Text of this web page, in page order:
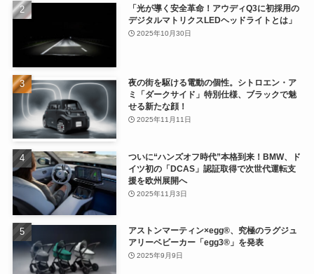
「光が導く安全革命！アウディQ3に初採用の
デジタルマトリクスLEDヘッドライトとは」
2025年10月30日
夜の街を駆ける電動の個性。シトロエン・ア
ミ「ダークサイド」特別仕様、ブラックで魅
せる新たな顔！
2025年11月11日
ついに“ハンズオフ時代”本格到来！BMW、ド
イツ初の「DCAS」認証取得で次世代運転支
援を欧州展開へ
2025年11月3日
アストンマーティン×egg®、究極のラグジュ
アリーベビーカー「egg3®」を発表
2025年9月9日